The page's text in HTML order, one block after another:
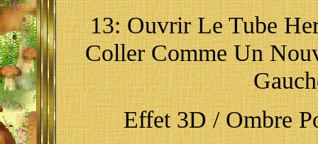
13: Ouvrir Le Tube
Coller Comme Un
Effet 3D / Ombre